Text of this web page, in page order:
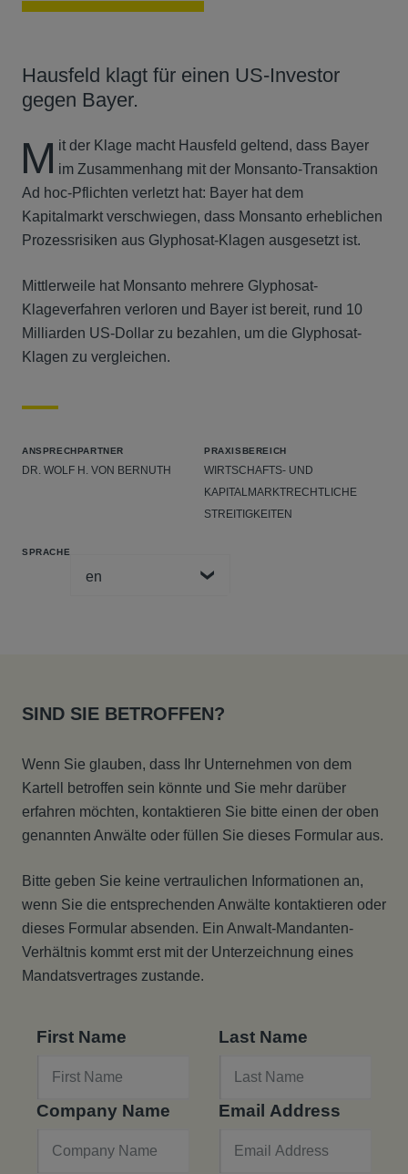
Hausfeld klagt für einen US-Investor
gegen Bayer.
M it der Klage macht Hausfeld geltend, dass Bayer
im Zusammenhang mit der Monsanto-Transaktion
Ad hoc-Pflichten verletzt hat: Bayer hat dem
Kapitalmarkt verschwiegen, dass Monsanto erheblichen
Prozessrisiken aus Glyphosat-Klagen ausgesetzt ist.
Mittlerweile hat Monsanto mehrere Glyphosat-
Klageverfahren verloren und Bayer ist bereit, rund 10
Milliarden US-Dollar zu bezahlen, um die Glyphosat-
Klagen zu vergleichen.
ANSPRECHPARTNER
DR. WOLF H. VON BERNUTH
PRAXISBEREICH
WIRTSCHAFTS- UND
KAPITALMARKTRECHTLICHE
STREITIGKEITEN
SPRACHE
SIND SIE BETROFFEN?
Wenn Sie glauben, dass Ihr Unternehmen von dem
Kartell betroffen sein könnte und Sie mehr darüber
erfahren möchten, kontaktieren Sie bitte einen der oben
genannten Anwälte oder füllen Sie dieses Formular aus.
Bitte geben Sie keine vertraulichen Informationen an,
wenn Sie die entsprechenden Anwälte kontaktieren oder
dieses Formular absenden. Ein Anwalt-Mandanten-
Verhältnis kommt erst mit der Unterzeichnung eines
Mandatsvertrages zustande.
First Name
Company Name
Last Name
Email Address